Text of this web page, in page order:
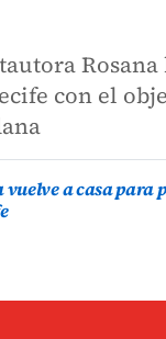
con el
vuelve a casa para